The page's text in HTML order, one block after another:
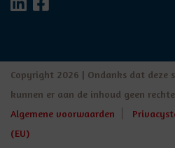
Copyright 2026 | Ondanks dat deze
kunnen er aan de inhoud geen
Algemene voorwaarden
(EU)